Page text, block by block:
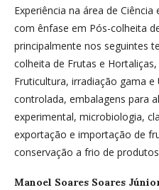
Experiência na área de
com ênfase em Pós-colheita
principalmente nos seguintes
colheita de Frutas e
Fruticultura, irradiação gama
controlada, embalagens para
experimental, microbiologia,
exportação e importação de
conservação a frio de
Manoel Soares Soares